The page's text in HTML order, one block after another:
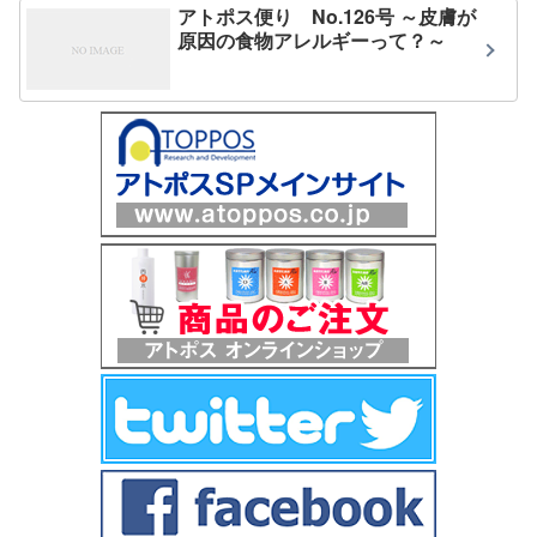
アトポス便り No.126号 ～皮膚が
原因の食物アレルギーって？～